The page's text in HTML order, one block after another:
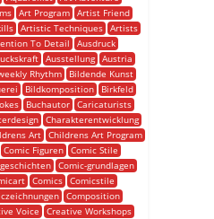
Art Program
Artist Friend
Artistic Techniques Artists
To Detail
Ausdruck
Ausstellung
Austria
Rhythm
Bildende Kunst
Bildkomposition
Birkfeld
Buchautor
Caricaturists
Charakterentwicklung
Art Childrens Art Program
Comic Figuren Comic Stile
Comic-grundlagen
Comics
Comicstile
Composition
Voice
Creative Workshops